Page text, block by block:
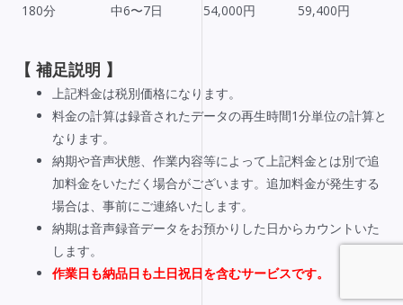
180分
中6〜7日 54,000円 59,400円
【補足説明 】
上記料金は税別価格になります。
料金の計算は録音されたデータの再生時間1分単位の計算と
なります。
納期や音声状態、作業内容等によって上記料金とは別で追
加料金をいただく場合がございます。追加料金が発生する
場合は、事前にご連絡いたします。
納期は音声録音データをお預かりした日からカウントいた
します。
作業日も納品日も土日祝日を含むサービスです。